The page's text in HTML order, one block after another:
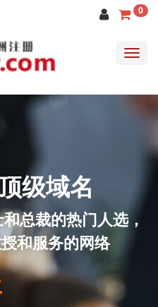
0
级域名
总裁的热门人选，
和服务的网络